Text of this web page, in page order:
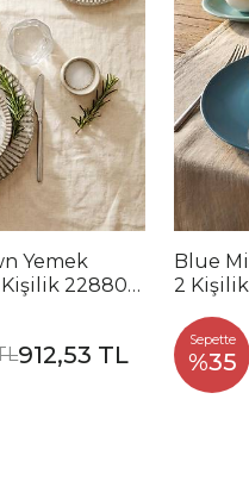
Yemek
Kişilik 22880-
912,53 TL
Blue
2
Sepette
%35